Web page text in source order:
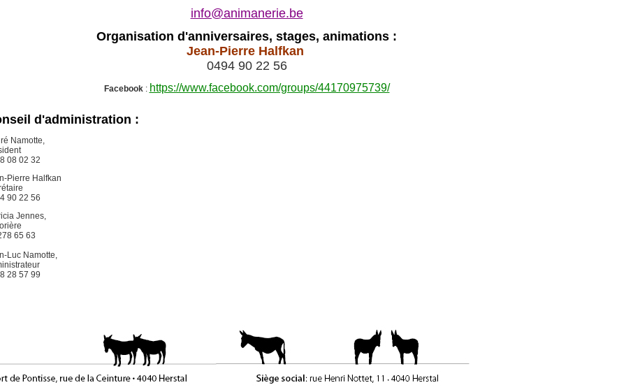
info@animanerie.be
Organisation d'anniversaires, stages, animations :
Jean-Pierre Halfkan
0494 90 22 56
Facebook: https://www.facebook.com/groups/44170975739/
d'administration :
Namotte,
08 02 32
Pierre Halfkan
90 22 56
Jennes,
65 63
Luc Namotte,
28 57 99